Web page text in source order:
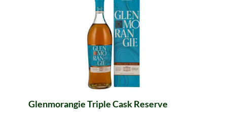
Glenmorangie Triple Cask Reserve